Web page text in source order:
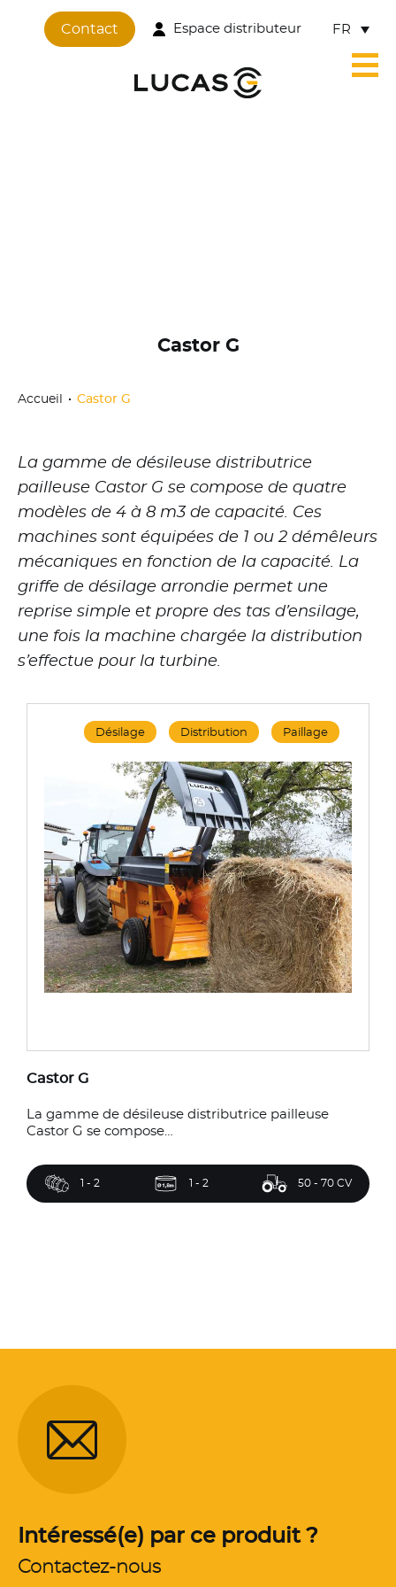
Contact Espace distributeur FR
Castor G
Accueil Castor G
La gamme de désileuse distributrice
pailleuse Castor G se compose de quatre
modèles de 4 à 8 m3 de capacité. Ces
machines sont équipées de 1 ou 2 démêleurs
mécaniques en fonction de la capacité. La
griffe de désilage arrondie permet une
reprise simple et propre des tas d’ensilage,
une fois la machine chargée la distribution
s’effectue pour la turbine.
Désilage Distribution Paillage
Castor G
La gamme de désileuse distributrice pailleuse
Castor G se compose…
1 - 2 1 - 2 50 - 70 CV
Intéressé(e) par ce produit ?
Contactez-nous